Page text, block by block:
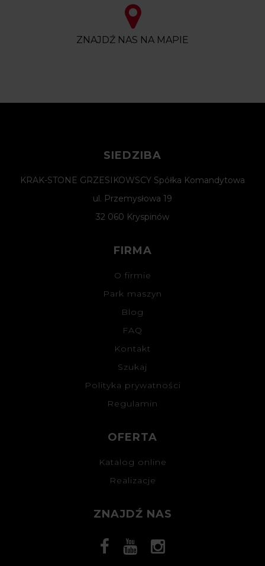
ZNAJDŹ NAS NA MAPIE
SIEDZIBA
KRAK-STONE GRZESIKOWSCY Spółka Komandytowa
ul. Przemysłowa 19
32 060 Kryspinów
FIRMA
O firmie
Park maszyn
Blog
FAQ
Kontakt
Szukaj
Polityka prywatności
Regulamin
OFERTA
Katalog online
Realizacje
ZNAJDŹ NAS